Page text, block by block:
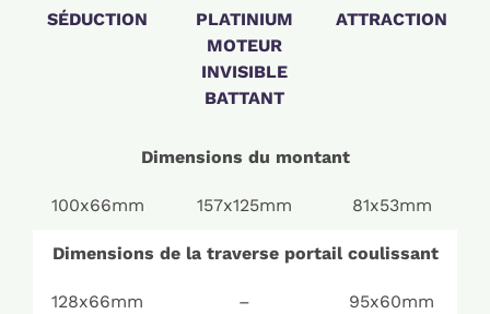
SÉDUCTION
PLATINIUM
MOTEUR
INVISIBLE
BATTANT
ATTRACTION
Dimensions du montant
100x66mm 157x125mm 81x53mm
Dimensions de la traverse portail coulissant
128x66mm – 95x60mm